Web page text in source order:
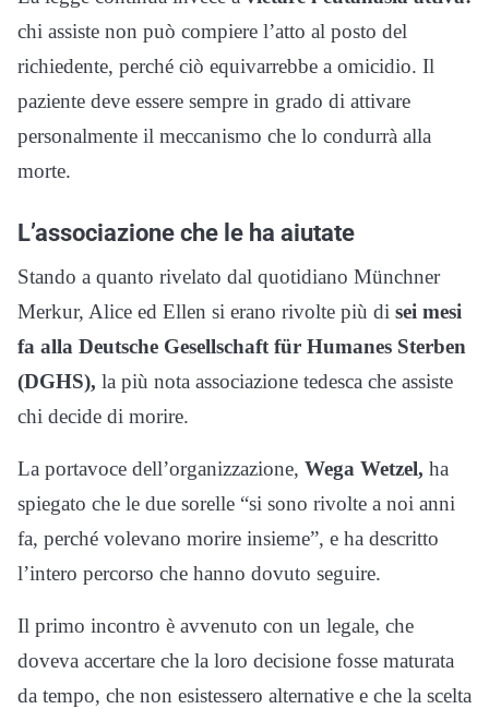
chi assiste non può compiere l’atto al posto del
richiedente, perché ciò equivarrebbe a omicidio. Il
paziente deve essere sempre in grado di attivare
personalmente il meccanismo che lo condurrà alla
morte.
L’associazione che le ha aiutate
Stando a quanto rivelato dal quotidiano Münchner
Merkur, Alice ed Ellen si erano rivolte più di sei mesi
fa alla Deutsche Gesellschaft für Humanes Sterben
(DGHS), la più nota associazione tedesca che assiste
chi decide di morire.
La portavoce dell’organizzazione, Wega Wetzel, ha
spiegato che le due sorelle “si sono rivolte a noi anni
fa, perché volevano morire insieme”, e ha descritto
l’intero percorso che hanno dovuto seguire.
Il primo incontro è avvenuto con un legale, che
doveva accertare che la loro decisione fosse maturata
da tempo, che non esistessero alternative e che la scelta